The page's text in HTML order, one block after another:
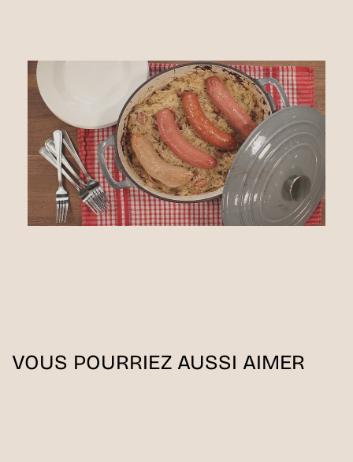
VOUS POURRIEZ AUSSI AIMER